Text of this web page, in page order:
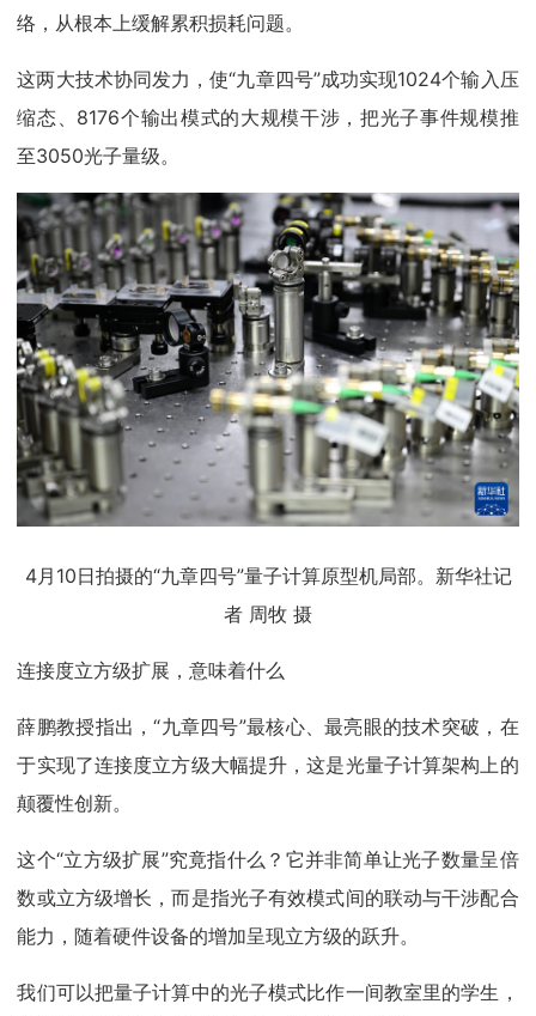
络，从根本上缓解累积损耗问题。
这两大技术协同发力，使“九章四号”成功实现1024个输入压
缩态、8176个输出模式的大规模干涉，把光子事件规模推
至3050光子量级。
4月10日拍摄的“九章四号”量子计算原型机局部。新华社记
者 周牧 摄
连接度立方级扩展，意味着什么
薛鹏教授指出，“九章四号”最核心、最亮眼的技术突破，在
于实现了连接度立方级大幅提升，这是光量子计算架构上的
颠覆性创新。
这个“立方级扩展”究竟指什么？它并非简单让光子数量呈倍
数或立方级增长，而是指光子有效模式间的联动与干涉配合
能力，随着硬件设备的增加呈现立方级的跃升。
我们可以把量子计算中的光子模式比作一间教室里的学生，